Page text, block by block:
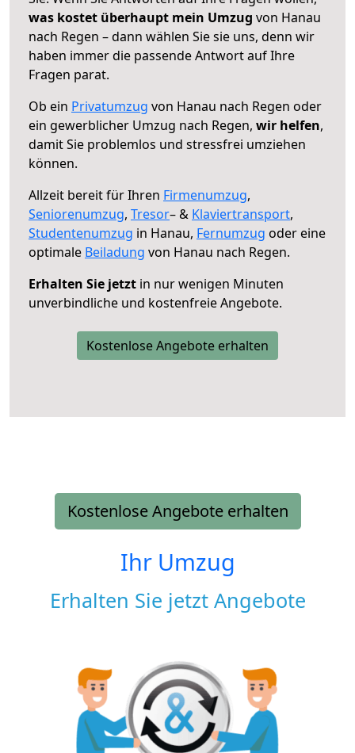
was kostet überhaupt mein Umzug von Hanau
nach Regen – dann wählen Sie sie uns, denn wir
haben immer die passende Antwort auf Ihre
Fragen parat.
Ob ein Privatumzug von Hanau nach Regen oder
ein gewerblicher Umzug nach Regen, wir helfen,
damit Sie problemlos und stressfrei umziehen
können.
Allzeit bereit für Ihren Firmenumzug,
Seniorenumzug, Tresor– & Klaviertransport,
Studentenumzug in Hanau, Fernumzug oder eine
optimale Beiladung von Hanau nach Regen.
Erhalten Sie jetzt in nur wenigen Minuten
unverbindliche und kostenfreie Angebote.
Kostenlose Angebote erhalten
Kostenlose Angebote erhalten
Ihr Umzug
Erhalten Sie jetzt Angebote